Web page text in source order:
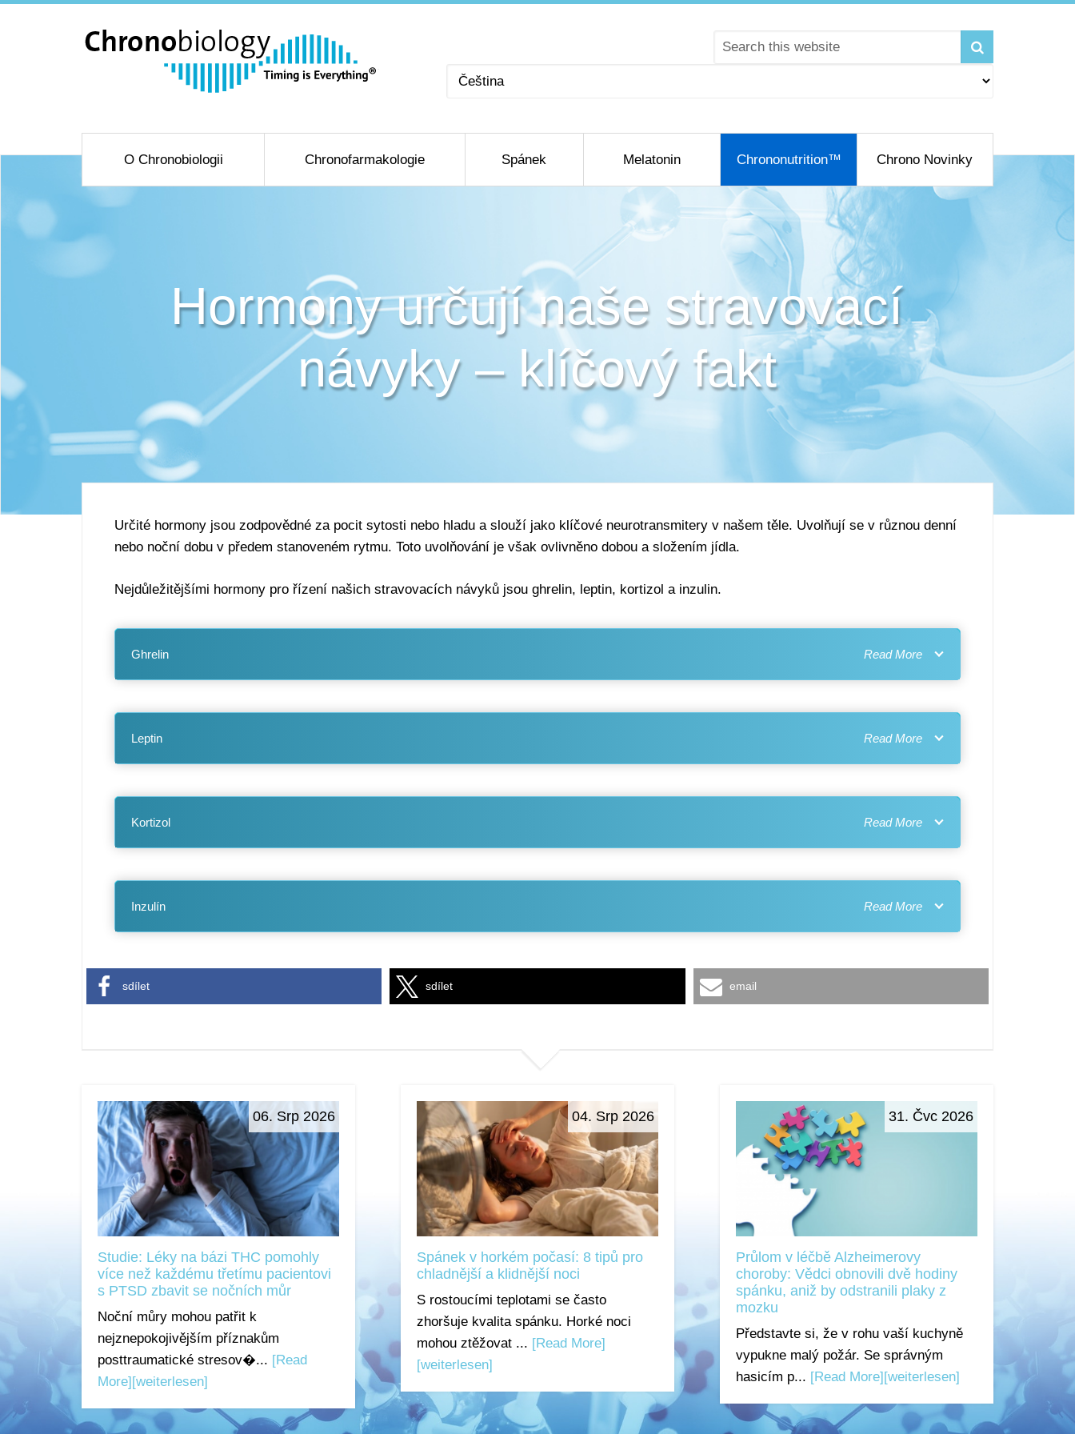
Zvolte
O Chronobiologii Chronofarmakologie Spánek Melatonin Chrononutrition™ Chrono Novinky
Hormony určují naše stravovací
návyky – klíčový fakt
Určité hormony jsou zodpovědné za pocit sytosti nebo hladu a slouží jako klíčové neurotransmitery v našem těle. Uvolňují se v různou denní
nebo noční dobu v předem stanoveném rytmu. Toto uvolňování je však ovlivněno dobou a složením jídla.
Nejdůležitějšími hormony pro řízení našich stravovacích návyků jsou ghrelin, leptin, kortizol a inzulin.
Ghrelin
Leptin
Kortizol
Inzulín
sdílet sdílet email
06. Srp 2026
Studie: Léky na bázi THC pomohly
více než každému třetímu pacientovi
s PTSD zbavit se nočních můr
Noční můry mohou patřit k
nejznepokojivějším příznakům
posttraumatické stresov�... [Read
More][weiterlesen]
04. Srp 2026
Spánek v horkém počasí: 8 tipů pro
chladnější a klidnější noci
S rostoucími teplotami se často
zhoršuje kvalita spánku. Horké noci
mohou ztěžovat ... [Read More]
[weiterlesen]
31. Čvc 2026
Průlom v léčbě Alzheimerovy
choroby: Vědci obnovili dvě hodiny
spánku, aniž by odstranili plaky z
mozku
Představte si, že v rohu vaší kuchyně
vypukne malý požár. Se správným
hasicím p... [Read More][weiterlesen]